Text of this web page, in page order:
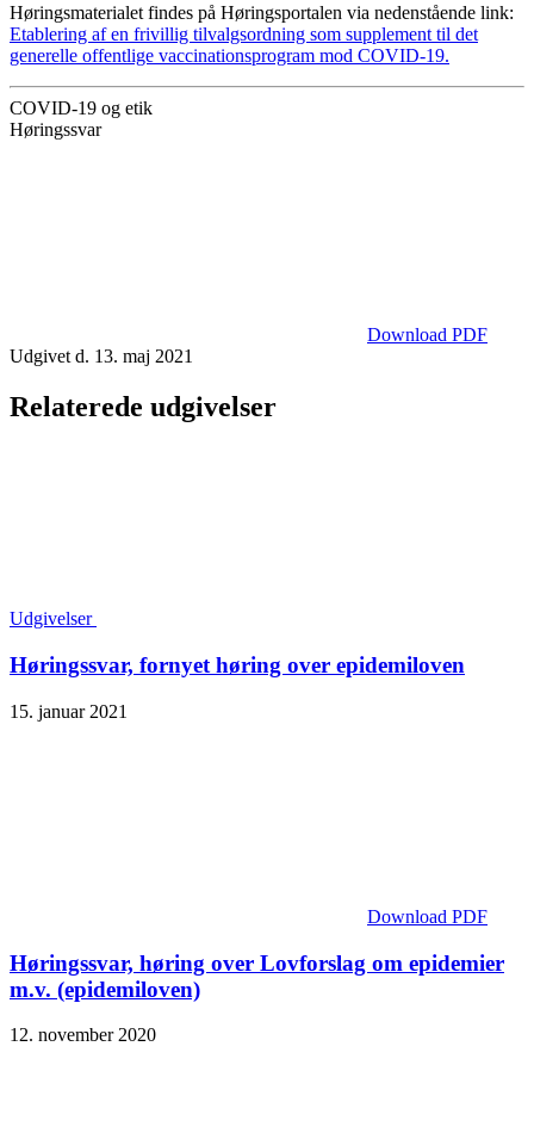
Høringsmaterialet findes på Høringsportalen via nedenstående link:
Etablering af en frivillig tilvalgsordning som supplement til det
generelle offentlige vaccinationsprogram mod COVID-19.
COVID-19 og etik
Høringssvar
Download PDF
Udgivet d. 13. maj 2021
Relaterede udgivelser
Udgivelser
Høringssvar, fornyet høring over epidemiloven
15. januar 2021
Download PDF
Høringssvar, høring over Lovforslag om epidemier
m.v. (epidemiloven)
12. november 2020